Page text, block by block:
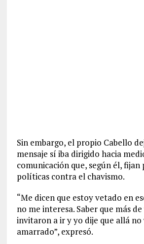
Sin embargo, el propio Cabello
mensaje sí iba dirigido hacia
comunicación que, según él, fijan
políticas contra el chavismo.
“Me dicen que estoy vetado en
no me interesa. Saber que más
invitaron a ir y yo dije que allá no
amarrado”, expresó.